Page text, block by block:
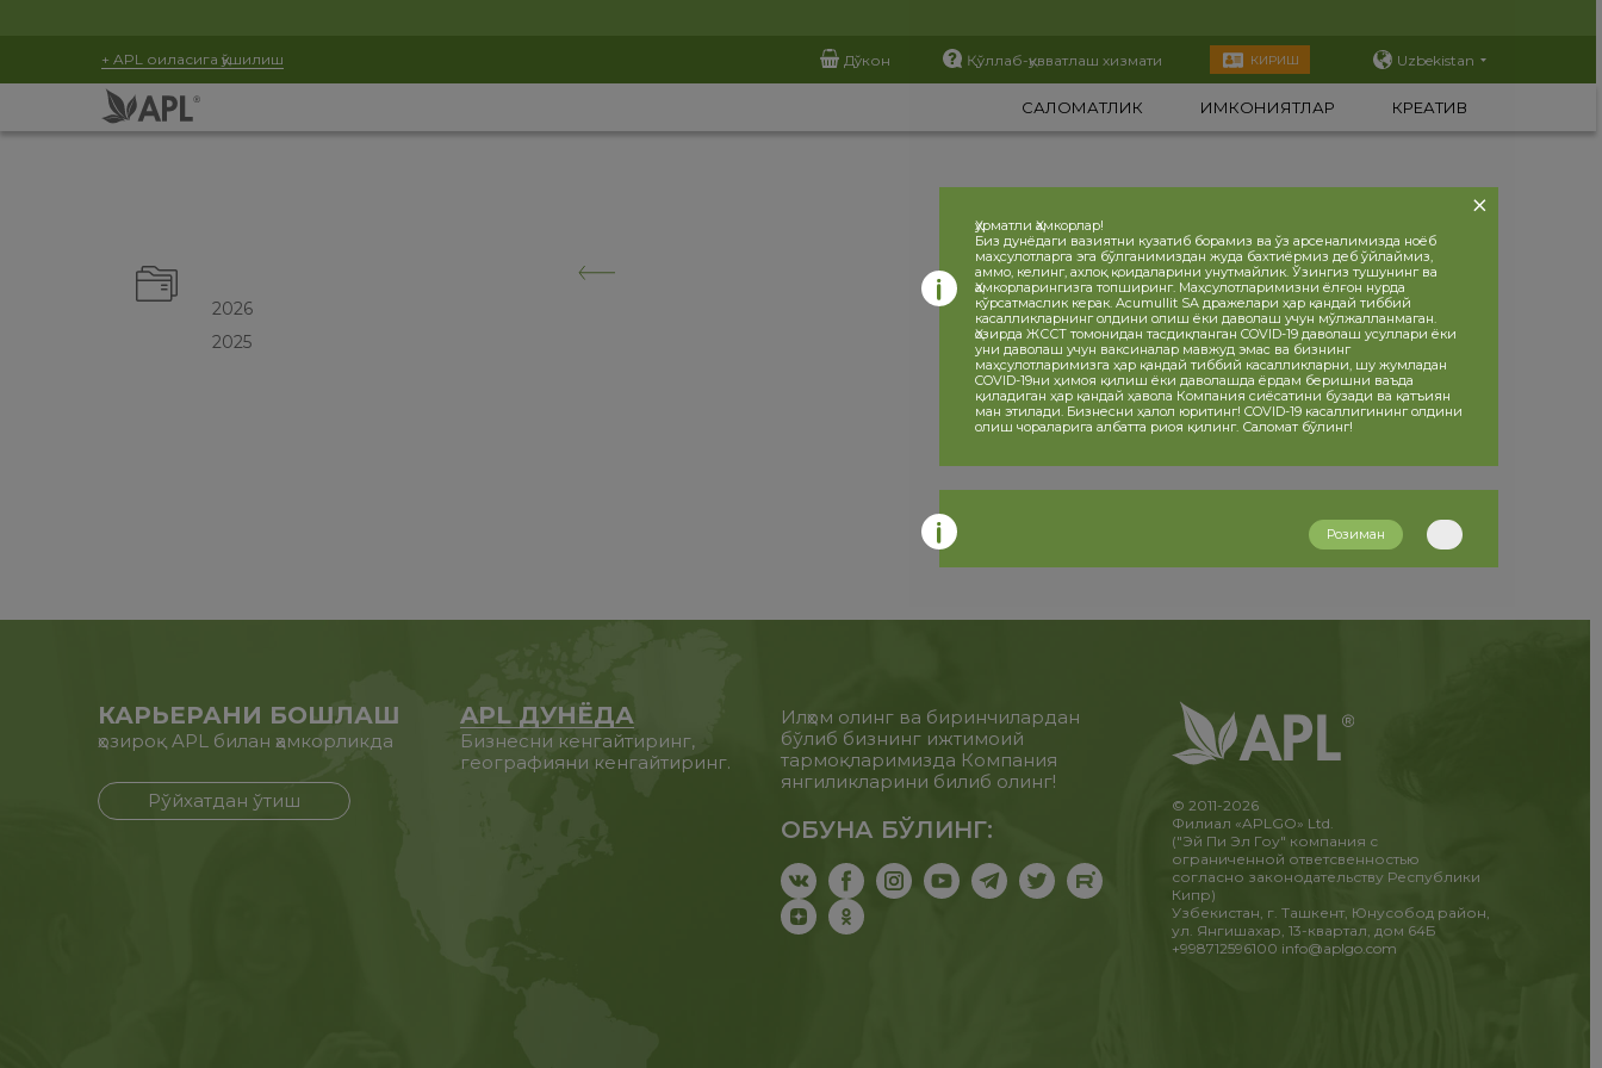
+ APL оиласига қўшилиш Дўкон Қўллаб-қувватлаш хизмати КИРИШ Uzbekistan
САЛОМАТЛИК ИМКОНИЯТЛАР КРЕАТИВ
2026
2025
КАРЬЕРАНИ БОШЛАШ
ҳозироқ APL билан ҳамкорликда
Рўйхатдан ўтиш
APL ДУНЁДА
Бизнесни кенгайтиринг,
географияни кенгайтиринг.
Илҳом олинг ва биринчилардан
бўлиб бизнинг ижтимоий
тармоқларимизда Компания
янгиликларини билиб олинг!
ОБУНА БЎЛИНГ:
© 2011-2026
Филиал «APLGO» Ltd.
("Эй Пи Эл Гоу" компания с
ограниченной ответсвенностью
согласно законодательству Республики
Кипр)
Узбекистан, г. Ташкент, Юнусобод район,
ул. Янгишахар, 13-квартал, дом 64Б
+998712596100 info@aplgo.com
Ҳурматли Ҳамкорлар!
Биз дунёдаги вазиятни кузатиб борамиз ва ўз арсеналимизда ноёб
маҳсулотларга эга бўлганимиздан жуда бахтиёрмиз деб ўйлаймиз,
аммо, келинг, ахлоқ қоидаларини унутмайлик. Ўзингиз тушунинг ва
Ҳамкорларингизга топширинг. Маҳсулотларимизни ёлғон нурда
кўрсатмаслик керак. Acumullit SA дражелари ҳар қандай тиббий
касалликларнинг олдини олиш ёки даволаш учун мўлжалланмаган.
Ҳозирда ЖССТ томонидан тасдиқланган COVID-19 даволаш усуллари ёки
уни даволаш учун ваксиналар мавжуд эмас ва бизнинг
маҳсулотларимизга ҳар қандай тиббий касалликларни, шу жумладан
COVID-19ни ҳимоя қилиш ёки даволашда ёрдам беришни ваъда
қиладиган ҳар қандай ҳавола Компания сиёсатини бузади ва қатъиян
ман этилади. Бизнесни ҳалол юритинг! COVID-19 касаллигининг олдини
олиш чораларига албатта риоя қилинг. Саломат бўлинг!
Розиман